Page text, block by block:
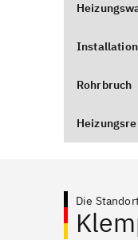
Installation
Rohrbruch
Die